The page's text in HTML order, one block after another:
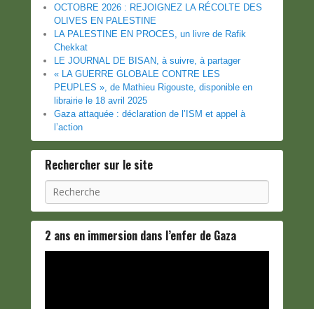
OCTOBRE 2026 : REJOIGNEZ LA RÉCOLTE DES
OLIVES EN PALESTINE
LA PALESTINE EN PROCES, un livre de Rafik
Chekkat
LE JOURNAL DE BISAN, à suivre, à partager
« LA GUERRE GLOBALE CONTRE LES
PEUPLES », de Mathieu Rigouste, disponible en
librairie le 18 avril 2025
Gaza attaquée : déclaration de l’ISM et appel à
l’action
Rechercher sur le site
Recherche
2 ans en immersion dans l’enfer de Gaza